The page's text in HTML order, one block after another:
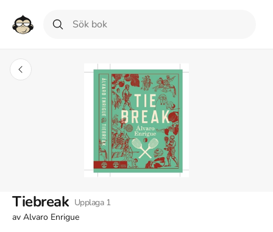
Tiebreak Upplaga 1
av Alvaro Enrigue